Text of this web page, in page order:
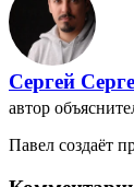
Сергей
автор
Павел создаёт